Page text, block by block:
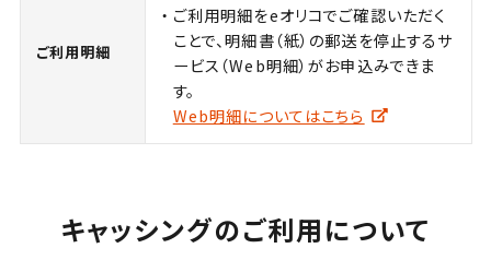
ご利用明細
ご利用明細をeオリコでご確認いただく
ことで、明細書（紙）の郵送を停止するサ
ービス（Web明細）がお申込みできま
す。
Web明細についてはこちら
キャッシングのご利用について